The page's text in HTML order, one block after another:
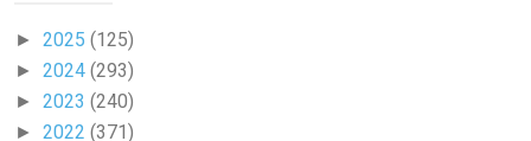
► 2025 (125)
► 2024 (293)
► 2023 (240)
► 2022 (371)